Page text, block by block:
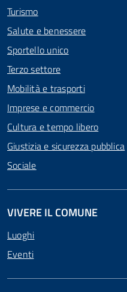
Turismo
Salute e benessere
Sportello unico
Terzo settore
Mobilità e trasporti
Imprese e commercio
Cultura e tempo libero
Giustizia e sicurezza pubblica
Sociale
VIVERE IL COMUNE
Luoghi
Eventi